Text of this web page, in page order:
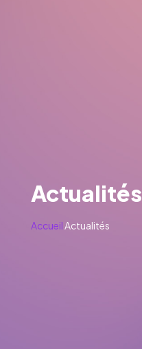
Actualités
Accueil Actualités